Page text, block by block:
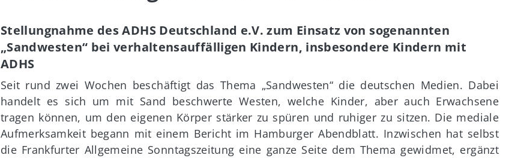
Stellungnahme des ADHS Deutschland e.V. zum Einsatz von sogenannten
„Sandwesten“ bei verhaltensauffälligen Kindern, insbesondere Kindern mit
ADHS
Seit rund zwei Wochen beschäftigt das Thema „Sandwesten“ die deutschen Medien. Dabei
handelt es sich um mit Sand beschwerte Westen, welche Kinder, aber auch Erwachsene
tragen können, um den eigenen Körper stärker zu spüren und ruhiger zu sitzen. Die mediale
Aufmerksamkeit begann mit einem Bericht im Hamburger Abendblatt. Inzwischen hat selbst
die Frankfurter Allgemeine Sonntagszeitung eine ganze Seite dem Thema gewidmet, ergänzt